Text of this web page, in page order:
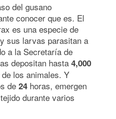
del gusano
conocer que es. El
es una especie de
sus larvas parasitan a
a la Secretaría de
depositan hasta 4,000
los animales. Y
de 24 horas, emergen
durante varios